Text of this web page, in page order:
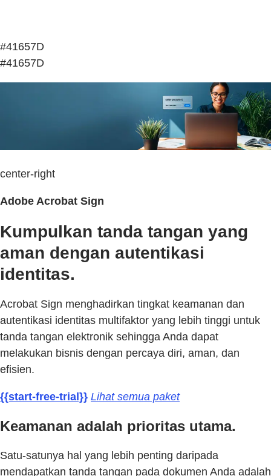
#41657D
#41657D
center-right
Adobe Acrobat Sign
Kumpulkan tanda tangan yang
aman dengan autentikasi
identitas.
Acrobat Sign menghadirkan tingkat keamanan dan
autentikasi identitas multifaktor yang lebih tinggi untuk
tanda tangan elektronik sehingga Anda dapat
melakukan bisnis dengan percaya diri, aman, dan
efisien.
{{start-free-trial}} Lihat semua paket
Keamanan adalah prioritas utama.
Satu-satunya hal yang lebih penting daripada
mendapatkan tanda tangan pada dokumen Anda adalah